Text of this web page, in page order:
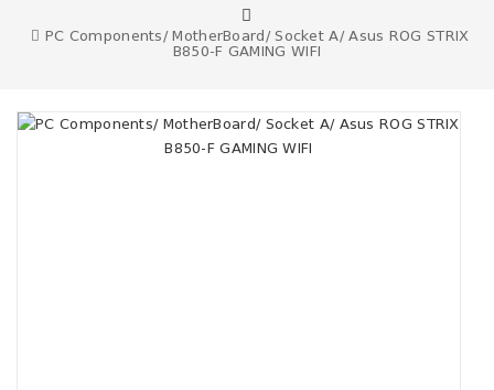
PC Components/ MotherBoard/ Socket A/ Asus ROG STRIX
B850-F GAMING WIFI